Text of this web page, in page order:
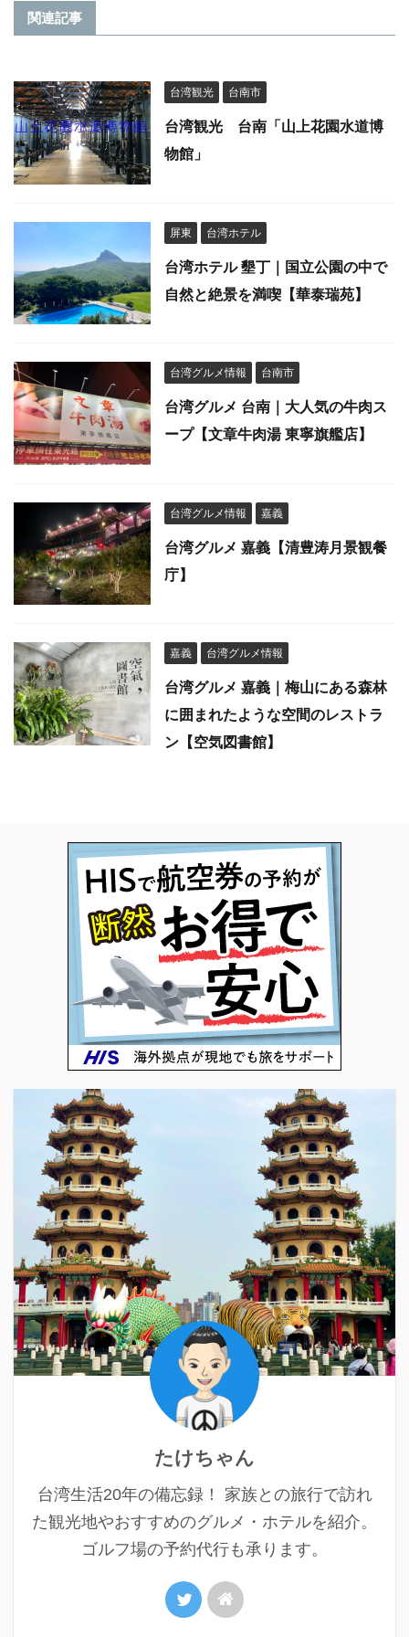
関連記事
台湾観光 台南市
台湾観光 台南「山上花園水道博
物館」
屏東 台湾ホテル
台湾ホテル 墾丁｜国立公園の中で
自然と絶景を満喫【華泰瑞苑】
台湾グルメ情報 台南市
台湾グルメ 台南｜大人気の牛肉ス
ープ【文章牛肉湯 東寧旗艦店】
台湾グルメ情報 嘉義
台湾グルメ 嘉義【清豊涛月景観餐
庁】
嘉義 台湾グルメ情報
台湾グルメ 嘉義｜梅山にある森林
に囲まれたような空間のレストラ
ン【空気図書館】
たけちゃん
台湾生活20年の備忘録！ 家族との旅行で訪れ
た観光地やおすすめのグルメ・ホテルを紹介。
ゴルフ場の予約代行も承ります。